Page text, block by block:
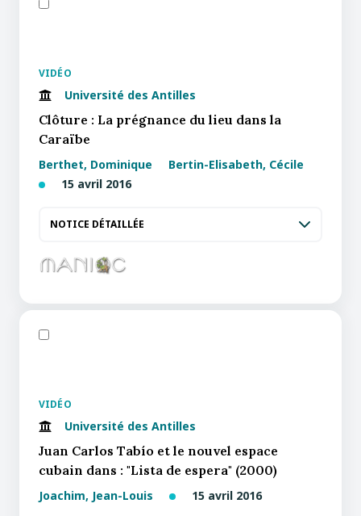
VIDÉO
Université des Antilles
Clôture : La prégnance du lieu dans la
Caraïbe
Berthet, Dominique
Bertin-Elisabeth, Cécile
15 avril 2016
NOTICE DÉTAILLÉE
VIDÉO
Université des Antilles
Juan Carlos Tabío et le nouvel espace
cubain dans : "Lista de espera" (2000)
Joachim, Jean-Louis 15 avril 2016